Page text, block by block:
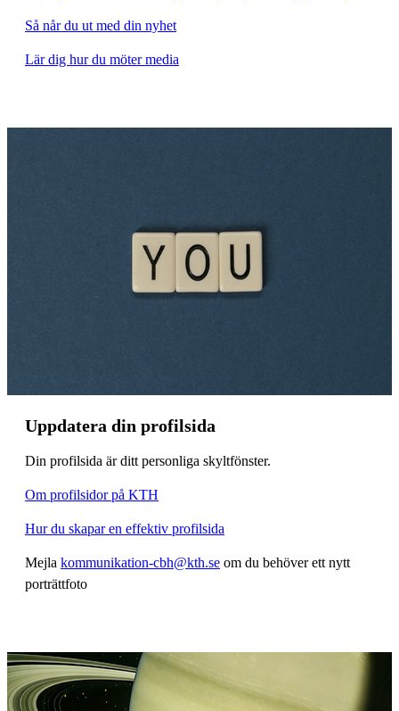
Så når du ut med din nyhet
Lär dig hur du möter media
Uppdatera din profilsida
Din profilsida är ditt personliga skyltfönster.
Om profilsidor på KTH
Hur du skapar en effektiv profilsida
Mejla kommunikation-cbh@kth.se om du behöver ett nytt
porträttfoto